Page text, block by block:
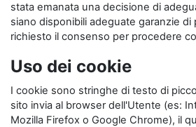
stata emanata una decisione di
siano disponibili adeguate garanzie
richiesto il consenso per procedere
Uso dei cookie
I cookie sono stringhe di testo di
sito invia al browser dell'Utente (es:
Mozilla Firefox o Google Chrome), il